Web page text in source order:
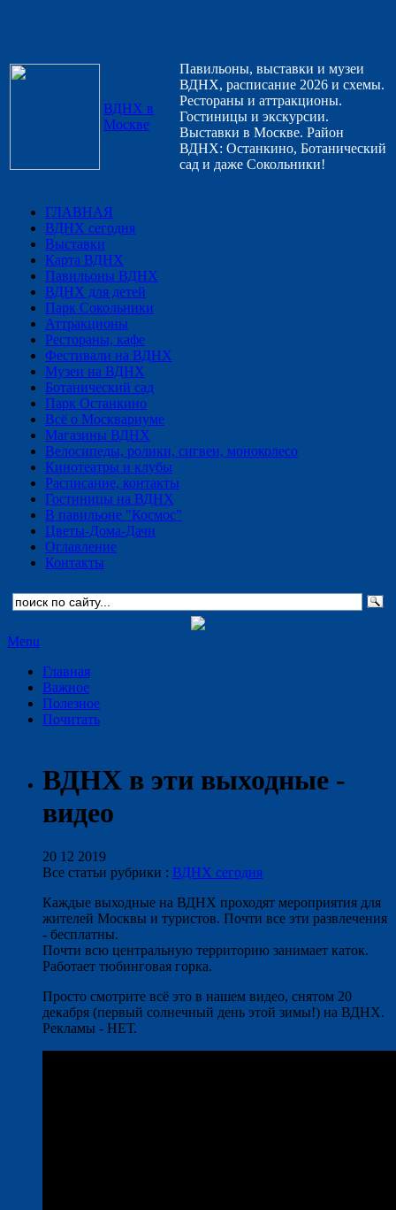
ВДНХ в
Москве
Павильоны, выставки и музеи
ВДНХ, расписание 2026 и схемы.
Рестораны и аттракционы.
Гостиницы и экскурсии.
Выставки в Москве. Район
ВДНХ: Останкино, Ботанический
сад и даже Сокольники!
ГЛАВНАЯ
ВДНХ сегодня
Выставки
Карта ВДНХ
Павильоны ВДНХ
ВДНХ для детей
Парк Сокольники
Аттракционы
Рестораны, кафе
Фестивали на ВДНХ
Музеи на ВДНХ
Ботанический сад
Парк Останкино
Всё о Москвариуме
Магазины ВДНХ
Велосипеды, ролики, сигвеи, моноколесо
Кинотеатры и клубы
Расписание, контакты
Гостиницы на ВДНХ
В павильоне "Космос"
Цветы-Дома-Дачи
Оглавление
Контакты
Menu
Главная
Важное
Полезное
Почитать
ВДНХ в эти выходные -
видео
20 12 2019
Все статьи рубрики : ВДНХ сегодня
Каждые выходные на ВДНХ проходят мероприятия для
жителей Москвы и туристов. Почти все эти развлечения
- бесплатны.
Почти всю центральную территорию занимает каток.
Работает тюбинговая горка.
Просто смотрите всё это в нашем видео, снятом 20
декабря (первый солнечный день этой зимы!) на ВДНХ.
Рекламы - НЕТ.